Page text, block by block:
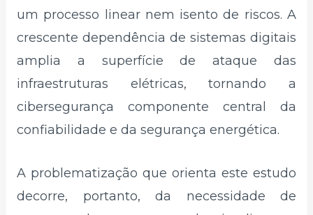
um processo linear nem isento de riscos. A
crescente dependência de sistemas digitais
amplia a superfície de ataque das
infraestruturas elétricas, tornando a
cibersegurança componente central da
confiabilidade e da segurança energética.
A problematização que orienta este estudo
decorre, portanto, da necessidade de